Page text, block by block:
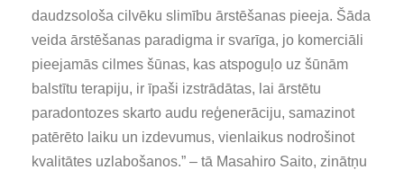
daudzsološa cilvēku slimību ārstēšanas pieeja. Šāda
veida ārstēšanas paradigma ir svarīga, jo komerciāli
pieejamās cilmes šūnas, kas atspoguļo uz šūnām
balstītu terapiju, ir īpaši izstrādātas, lai ārstētu
paradontozes skarto audu reģenerāciju, samazinot
patērēto laiku un izdevumus, vienlaikus nodrošinot
kvalitātes uzlabošanos.” – tā Masahiro Saito, zinātņu